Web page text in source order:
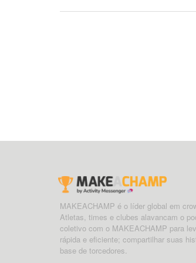
MAKEACHAMP é o líder global em
Atletas, times e clubes alavancam o
coletivo com o MAKEACHAMP para
rápida e eficiente; compartilhar suas
base de torcedores.